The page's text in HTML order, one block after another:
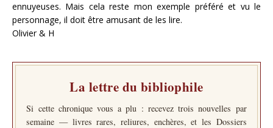
ennuyeuses. Mais cela reste mon exemple préféré et vu le
personnage, il doit être amusant de les lire.
Olivier & H
La lettre du bibliophile
Si cette chronique vous a plu : recevez trois nouvelles par
semaine — livres rares, reliures, enchères, et les Dossiers